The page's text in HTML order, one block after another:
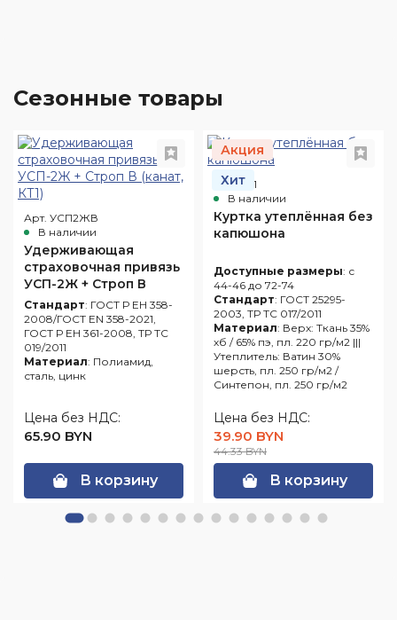
Сезонные товары
Арт. УСП2ЖВ
В наличии
Удерживающая
страховочная привязь
УСП-2Ж + Строп В
(канат, КТ1)
Стандарт: ГОСТ Р ЕН 358-
2008/ГОСТ EN 358-2021,
ГОСТ Р ЕН 361-2008, ТР ТС
019/2011
Материал: Полиамид,
сталь, цинк
Цена без НДС:
65.90 BYN
В корзину
Акция
Хит
Арт. 201
В наличии
Куртка утеплённая без
капюшона
Доступные размеры: с
44-46 до 72-74
Стандарт: ГОСТ 25295-
2003, ТР ТС 017/2011
Материал: Верх: Ткань 35%
хб / 65% пэ, пл. 220 гр/м2 |||
Утеплитель: Ватин 30%
шерсть, пл. 250 гр/м2 /
Синтепон, пл. 250 гр/м2
Цена без НДС:
39.90 BYN
44.33 BYN
В корзину